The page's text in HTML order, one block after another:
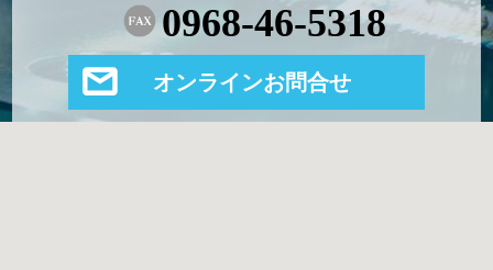
0968-46-5318
オンラインお問合せ